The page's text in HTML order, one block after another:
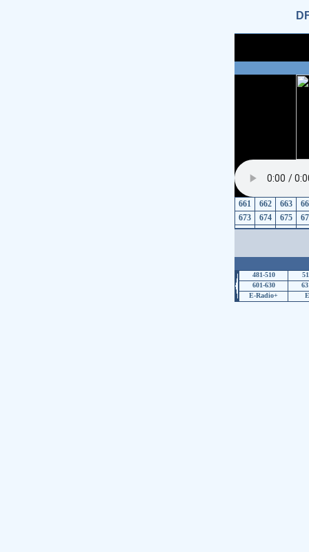
661 662 663
673
674 675
481-510
601-630
E-Radio+